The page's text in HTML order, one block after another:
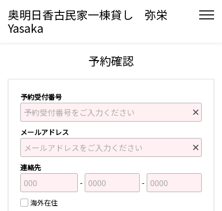
奥明日香古民家一棟貸し 弥栄
Yasaka
予約確認
予約受付番号
メールアドレス
連絡先
海外在住